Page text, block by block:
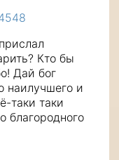
Кто бы
Дай бог
наилучшего и
таки таки
благородного